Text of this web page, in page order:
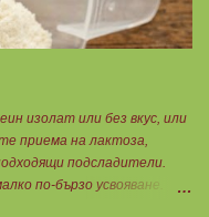
изолат или без вкус, или
приема на лактоза,
подсладители.
по-бързо усвояване.